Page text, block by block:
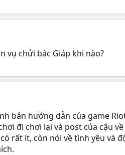
vụ chửi bác Giáp khi nào?
bản hướng dẫn của game
đi chơi lại và post của cậu
rất ít, còn nói về tình yêu và